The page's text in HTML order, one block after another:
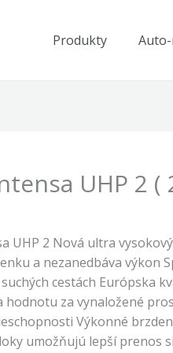
Produkty
UHP 2 (
UHP 2 Nová ultra
a nezanedbáva výkon
cestách Európska
hodnotu za vynaložené
Výkonné
umožňujú lepší prenos